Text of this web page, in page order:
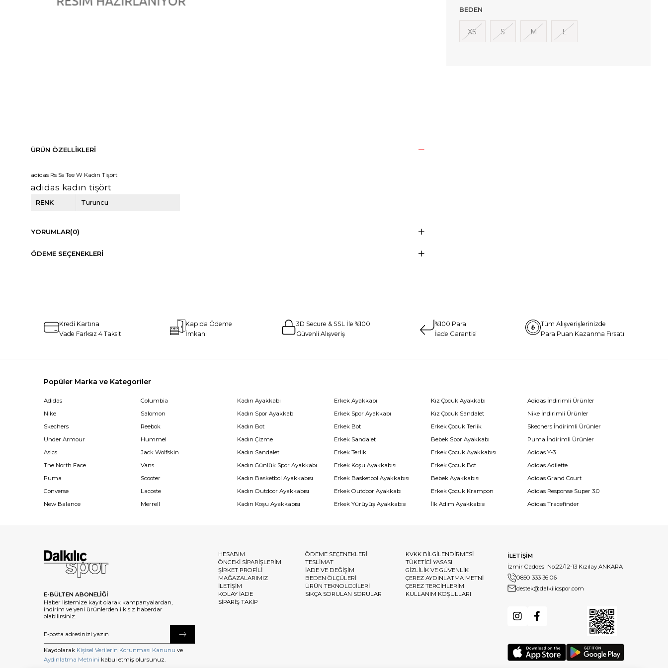
BEDEN
XS S M L
ÜRÜN ÖZELLIKLERI
adidas Rs Ss Tee W Kadın Tişört
adidas kadın tişört
RENK Turuncu
YORUMLAR(0)
ÖDEME SEÇENEKLERI
Kredi Kartına
Vade Farksız 4 Taksit
Kapıda Ödeme
İmkanı
3D Secure & SSL İle %100
Güvenli Alışveriş
%100 Para
İade Garantisi
Tüm Alışverişlerinizde
Para Puan Kazanma Fırsatı
Popüler Marka ve Kategoriler
Adidas
Nike
Skechers
Under Armour
Asics
The North Face
Puma
Converse
New Balance
Columbia
Salomon
Reebok
Hummel
Jack Wolfskin
Vans
Scooter
Lacoste
Merrell
Kadın Ayakkabı
Kadın Spor Ayakkabı
Kadın Bot
Kadın Çizme
Kadın Sandalet
Kadın Günlük Spor Ayakkabı
Kadın Basketbol Ayakkabısı
Kadın Outdoor Ayakkabısı
Kadın Koşu Ayakkabısı
Erkek Ayakkabı
Erkek Spor Ayakkabı
Erkek Bot
Erkek Sandalet
Erkek Terlik
Erkek Koşu Ayakkabısı
Erkek Basketbol Ayakkabısı
Erkek Outdoor Ayakkabı
Erkek Yürüyüş Ayakkabısı
Kız Çocuk Ayakkabı
Kız Çocuk Sandalet
Erkek Çocuk Terlik
Bebek Spor Ayakkabı
Erkek Çocuk Ayakkabısı
Erkek Çocuk Bot
Bebek Ayakkabısı
Erkek Çocuk Krampon
İlk Adım Ayakkabısı
Adidas İndirimli Ürünler
Nike İndirimli Ürünler
Skechers İndirimli Ürünler
Puma İndirimli Ürünler
Adidas Y-3
Adidas Adilette
Adidas Grand Court
Adidas Response Super 3.0
Adidas Tracefinder
E-BÜLTEN ABONELİĞİ
Haber listemize kayıt olarak kampanyalardan,
indirim ve yeni ürünlerden ilk siz haberdar
olabilirsiniz.
Kaydolarak Kişisel Verilerin Korunması Kanunu ve
Aydınlatma Metnini kabul etmiş olursunuz.
HESABIM
ÖNCEKİ SİPARİŞLERİM
ŞİRKET PROFİLİ
MAĞAZALARIMIZ
İLETİŞİM
KOLAY İADE
SİPARİŞ TAKİP
ÖDEME SEÇENEKLERİ
TESLİMAT
İADE VE DEĞİŞİM
BEDEN ÖLÇÜLERİ
ÜRÜN TEKNOLOJİLERİ
SIKÇA SORULAN SORULAR
KVKK BİLGİLENDİRMESİ
TÜKETİCİ YASASI
GİZLİLİK VE GÜVENLİK
ÇEREZ AYDINLATMA METNİ
ÇEREZ TERCİHLERİM
KULLANIM KOŞULLARI
İLETİŞİM
İzmir Caddesi No:22/12-13 Kızılay ANKARA
0850 333 36 06
destek@dalkilicspor.com